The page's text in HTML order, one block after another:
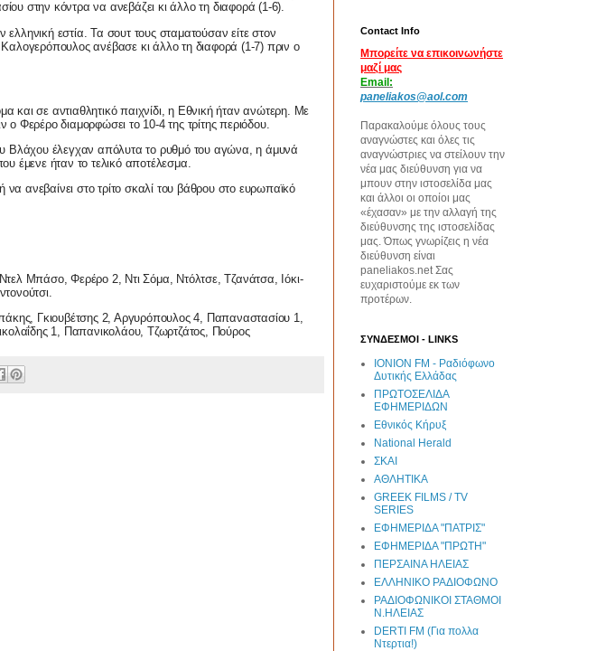
στην κόντρα να ανεβάζει κι άλλο τη διαφορά (1-6).
εστία. Τα σουτ τους σταματούσαν είτε στον
ανέβασε κι άλλο τη διαφορά (1-7) πριν ο
και σε αντιαθλητικό παιχνίδι, η Εθνική ήταν ανώτερη. Με
Φερέρο διαμορφώσει το 10-4 της τρίτης περιόδου.
Βλάχου έλεγχαν απόλυτα το ρυθμό του αγώνα, η άμυνά
έμενε ήταν το τελικό αποτέλεσμα.
ανεβαίνει στο τρίτο σκαλί του βάθρου στο ευρωπαϊκό
Μπάσο, Φερέρο 2, Ντι Σόμα, Ντόλτσε, Τζανάτσα, Ιόκι-
Γκιουβέτσης 2, Αργυρόπουλος 4, Παπαναστασίου 1,
1, Παπανικολάου, Τζωρτζάτος, Πούρος
Contact Info
Μπορείτε να επικοινωνήστε
μαζί μας
Email:
paneliakos@aol.com
Παρακαλούμε όλους τους
αναγνώστες και όλες τις
αναγνώστριες να στείλουν την
νέα μας διεύθυνση για να
μπουν στην ιστοσελίδα μας
και άλλοι οι οποίοι μας
«έχασαν» με την αλλαγή της
διεύθυνσης της ιστοσελίδας
μας. Όπως γνωρίζεις η νέα
διεύθυνση είναι
paneliakos.net Σας
ευχαριστούμε εκ των
προτέρων.
ΣΥΝΔΕΣΜΟΙ - LINKS
IONION FM - Ραδιόφωνο
Δυτικής Ελλάδας
ΠΡΩΤΟΣΕΛΙΔΑ
ΕΦΗΜΕΡΙΔΩΝ
Εθνικός Κήρυξ
National Herald
ΣΚΑΙ
ΑΘΛΗΤΙΚΑ
GREEK FILMS / TV
SERIES
ΕΦΗΜΕΡΙΔΑ "ΠΑΤΡΙΣ"
ΕΦΗΜΕΡΙΔΑ "ΠΡΩΤΗ"
ΠΕΡΣΑΙΝΑ ΗΛΕΙΑΣ
ΕΛΛΗΝΙΚΟ ΡΑΔΙΟΦΩΝΟ
ΡΑΔΙΟΦΩΝΙΚΟΙ ΣΤΑΘΜΟΙ
Ν.ΗΛΕΙΑΣ
DERTI FM (Για πολλα
Ντερτια!)